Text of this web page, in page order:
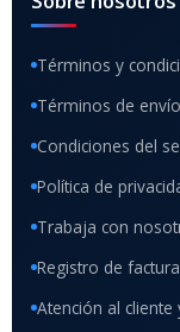
Términos y
Términos de
Condiciones del
Política de
Trabaja con
Registro de
Atención al cliente